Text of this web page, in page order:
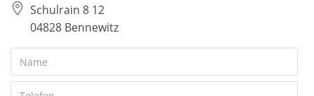
Schulrain 8 12
04828 Bennewitz